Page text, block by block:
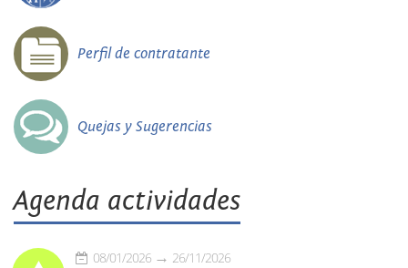
Perfil de contratante
Quejas y Sugerencias
Agenda actividades
08/01/2026 26/11/2026